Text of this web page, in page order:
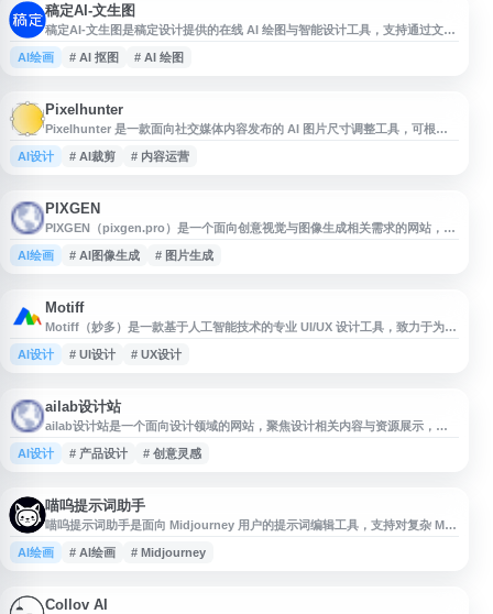
稿定AI-文生图
稿定AI-文生图是稿定设计提供的在线 AI 绘图与智能设计工具，支持通过文字
描述生成图片、海报、商品图等视觉内容，并结合 AI 抠图、AI 消除、图片变
清晰、AI 背景等图片处理能力，适用于电商设计、营销物料、创意配图和日
AI绘画 # AI 抠图 # AI 绘图
Pixelhunter
Pixelhunter 是一款面向社交媒体内容发布的 AI 图片尺寸调整工具，可根据
不同平台的图片规格快速生成适配版本，帮助用户减少手动裁剪和排版时间。
网站适合设计师、运营人员、内容创作者和品牌团队在发布社媒图片前进行尺
AI设计 # AI裁剪 # 内容运营
PIXGEN
PIXGEN（pixgen.pro）是一个面向创意视觉与图像生成相关需求的网站，适
合用于查找 AI 图像创作、图片生成工具及视觉内容制作服务。网站名称简
洁，定位偏向图像生成与数字创意领域，可为设计、内容创作、营销素材制作
AI绘画 # AI图像生成 # 图片生成
Motiff
Motiff（妙多）是一款基于人工智能技术的专业 UI/UX 设计工具，致力于为设
计师和团队提供智能化的界面设计解决方案。该平台将 AI 能力深度融入设计
工作流程，帮助用户快速完成原型绘制、组件生成、布局优化等任务，显著提
AI设计 # UI设计 # UX设计
ailab设计站
ailab设计站是一个面向设计领域的网站，聚焦设计相关内容与资源展示，适
合关注视觉设计、产品设计、创意灵感和设计工具的用户访问。网站可作为设
计从业者、学习者及创意工作者获取设计信息、发现灵感与整理参考资源的入
AI设计 # 产品设计 # 创意灵感
喵呜提示词助手
喵呜提示词助手是面向 Midjourney 用户的提示词编辑工具，支持对复杂 MJ
提示词进行可视化拆解、编辑和二次修改，并提供中文翻译、提示词生成与工
作区保存功能。适合设计师、AI 绘画创作者及需要优化 Midjourney 提示词的
AI绘画 # AI绘画 # Midjourney
Collov AI